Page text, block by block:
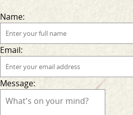
Name:
Email:
Message: